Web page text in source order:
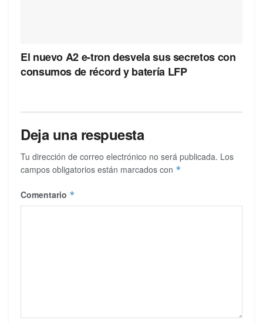
El nuevo A2 e-tron desvela sus secretos con
consumos de récord y batería LFP
Deja una respuesta
Tu dirección de correo electrónico no será publicada. Los
campos obligatorios están marcados con *
Comentario *